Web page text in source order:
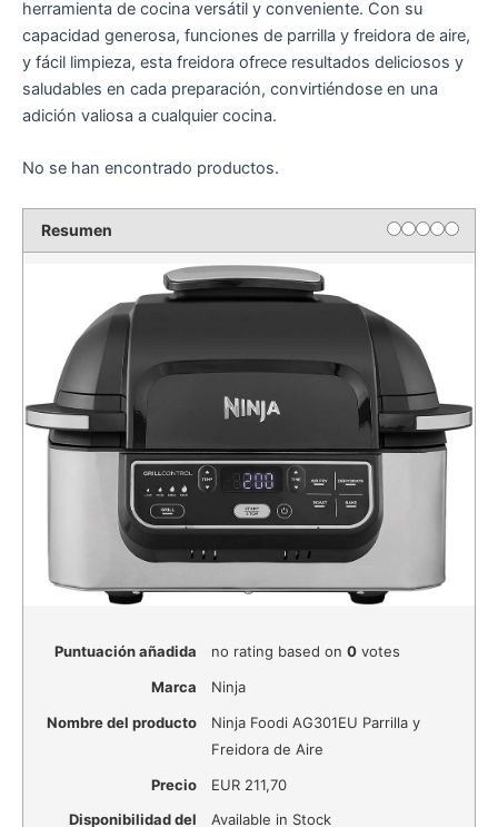
herramienta de cocina versátil y conveniente. Con su
capacidad generosa, funciones de parrilla y freidora de aire,
y fácil limpieza, esta freidora ofrece resultados deliciosos y
saludables en cada preparación, convirtiéndose en una
adición valiosa a cualquier cocina.
No se han encontrado productos.
Resumen
Puntuación añadida no rating based on 0votes
Marca
Ninja
Nombre del producto
Ninja Foodi AG301EU Parrilla y
Freidora de Aire
Precio
EUR211,70
Disponibilidad del
Available in Stock